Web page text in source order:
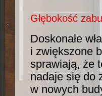
Głębokość
Doskonałe
i zwiększone
sprawiają, że
nadaje się do
w nowych